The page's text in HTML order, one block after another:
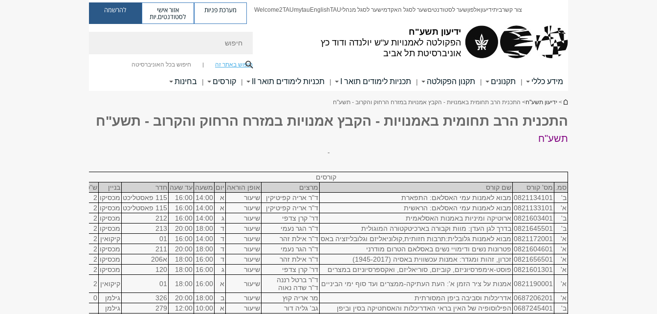
ידיעון תשע"ח
הפקולטה לאמנויות ע"ש יולנדה ודוד כץ
אוניברסיטת תל אביב
צור קשרביתידיעוןאלפוןשער לסטודנטיםשער לסגל האקדמישער לסגל מנהליTAU
English
mytau
Welcome2TAU מערכת פניות אזור אישי
לסטודנטים.יות
להרשמה
חיפוש באתר זה חיפוש בכל האוניברסיטה
מידע כללי | תקנונים | תקנון הפקולטה | תכניות לימודים תואר I | תכניות לימודים תואר II | קורסים | בחינות
הינך נמצא כאן
> ידיעון תשע"ח> התכנית הרב תחומית באמנויות - הקבץ אמנויות במזרח הרחוק והקרוב - תשע"ח
התכנית הרב תחומית באמנויות - הקבץ אמנויות במזרח הרחוק והקרוב - תשע"ח
תשע"ח
-
קורסים
סמ.
מס' קורס שם קורס מרצים אופן הוראה יום משעה עד שעה חדר בניין
ש"ס
ב'
0821134101 מבוא לאמנות עמי האסלאם: התפארת ד"ר אריה קפיטיקין שיעור א 14:00
16:00 115 פאסטליכט מכסיקו 2
א'
0821133101 מבוא לאמנות עמי האסלאם: הראשית ד"ר אריה קפיטיקין שיעור א 14:00
16:00 115 פאסטליכט מכסיקו 2
ב'
0821603401 ארוטיקה ומיניות באמנות האסלאמית דר' קרן צדפי שיעור ג 14:00
16:00
212 מכסיקו 2
ב'
0821645501 בדרך לגן העדן: מוות וקבורה בארכיטקטורה המוגולית ד"ר הגר נעמי שיעור ד 18:00
20:00
213 מכסיקו 2
א'
0821172001 מבוא לאמנות גלובלית:תרבות חזותית,קולוניאליזם וגלובליזציה באס ד"ר אילת זהר שיעור ד 14:00
16:00
01 קיקואין 2
א'
0821604601 פטרונות נשים ודימויי נשים באסלאם הטרום מודרני ד"ר הגר נעמי שיעור ד 18:00
20:00
211 מכסיקו 2
א'
0821656501 זכרון, זהות ומגדר: אמנות עכשווית באסיה (1945-2017) ד"ר אילת זהר שיעור ד 16:00
18:00 א206 מכסיקו 2
א'
0821601301 פוסט-אימפרסיוניזם, קוביזם, סוריאליזם, ואקספרסיוניזם במצרים דר' קרן צדפי שיעור ג 16:00
18:00
120 מכסיקו 2
א'
0821190001 אמנות על ציר הזמן א': העת העתיקה-ממצרים ועד סוף ימי הביניים ד"ר ברטל רננה
ד"ר שדה נאוה
שיעור א 16:00
18:00
01 קיקואין 2
א'
0687206201 אדריכלות וסביבה ביפן המסורתית מר אריה קוץ שיעור ב 18:00
20:00
326 גילמן
0
ב'
0687245401 הפילוסופיה של האין בראי האדריכלות והאסתטיקה בסין וביפן גב' גליה דור שיעור א 10:00
12:00
279
גילמן